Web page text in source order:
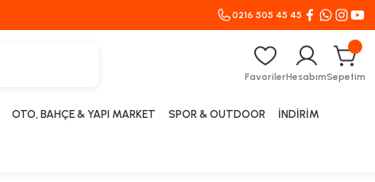
0216 505 45 45
FavorilerHesabımSepetim
OTO, BAHÇE & YAPI MARKET SPOR & OUTDOOR İNDİRİM